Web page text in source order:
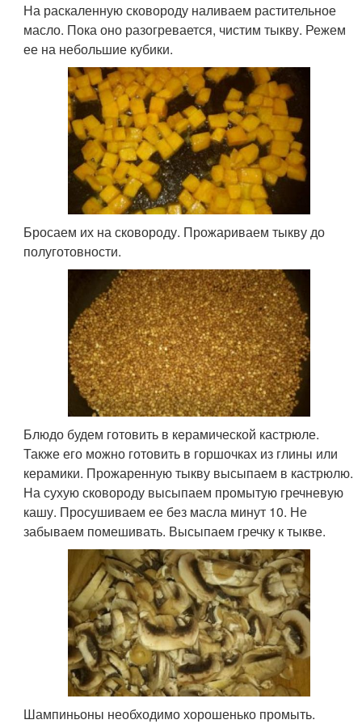
На раскаленную сковороду наливаем растительное
масло. Пока оно разогревается, чистим тыкву. Режем
ее на небольшие кубики.
Бросаем их на сковороду. Прожариваем тыкву до
полуготовности.
Блюдо будем готовить в керамической кастрюле.
Также его можно готовить в горшочках из глины или
керамики. Прожаренную тыкву высыпаем в кастрюлю.
На сухую сковороду высыпаем промытую гречневую
кашу. Просушиваем ее без масла минут 10. Не
забываем помешивать. Высыпаем гречку к тыкве.
Шампиньоны необходимо хорошенько промыть.